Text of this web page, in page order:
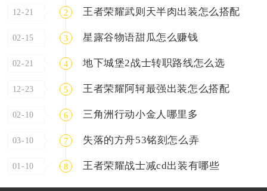
12-21 2 王者荣耀武则天半肉出装怎么搭配
02-15 3 星露谷物语甜瓜怎么赚钱
02-21 4 地下城堡2战士转职路线怎么选
12-23 5 王者荣耀阿轲最强出装怎么搭配
02-10 6 三角洲行动小金人哪里多
03-10 7 失落的方舟53铭刻怎么弄
01-10 8 王者荣耀战士减cd出装有哪些